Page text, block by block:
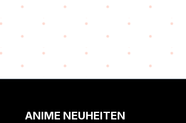
ANIME NEUHEITEN